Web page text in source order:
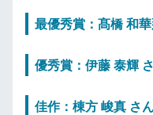
最優秀賞：髙橋 和
優秀賞：伊藤 泰輝
佳作：棟方 峻真 さ